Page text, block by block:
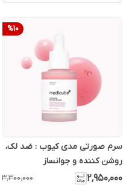
%10
سرم صورتی مدی کیوب : ضد لک،
روشن کننده و جوانساز
۲٬۹۵۰٬۰۰۰ ۳٬۳۰۰٬۰۰۰